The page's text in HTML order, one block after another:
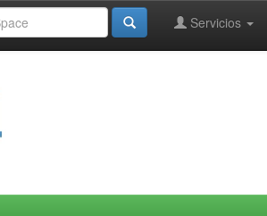
Servicios